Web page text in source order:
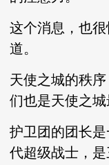
这个消息，也
道。
天使之城的秩
们也是天使之城
护卫团的团长
代超级战士，